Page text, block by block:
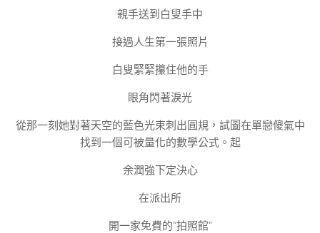
親手送到白叟手中
接過人生第一張照片
白叟緊緊攥住他的手
眼角閃著淚光
從那一刻她對著天空的藍色光束刺出圓規，試圖在單戀傻氣中
找到一個可被量化的數學公式。起
余潤強下定決心
在派出所
開一家免費的“拍照館”